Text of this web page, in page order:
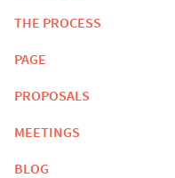
THE PROCESS
PAGE
PROPOSALS
MEETINGS
BLOG